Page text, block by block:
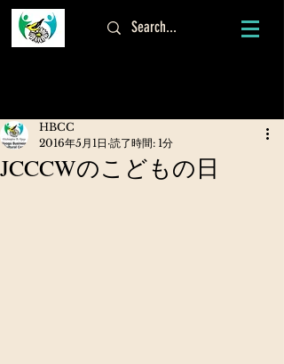
JCCCWのこどもの日
HBCC
2016年5月1日 読了時間: 1分